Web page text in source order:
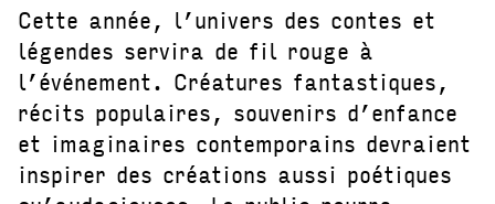
Cette année, l’univers des contes et
légendes servira de fil rouge à
l’événement. Créatures fantastiques,
récits populaires, souvenirs d’enfance
et imaginaires contemporains devraient
inspirer des créations aussi poétiques